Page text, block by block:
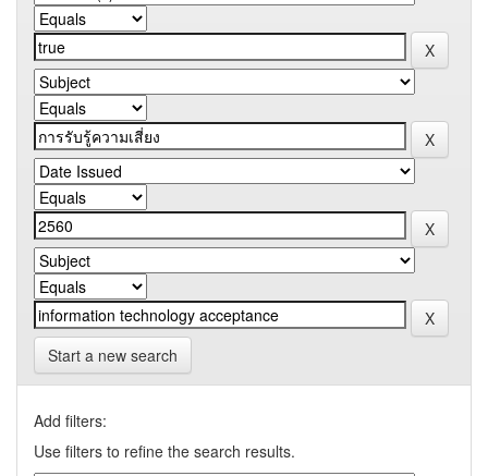
Start a new search
Add filters:
Use filters to refine the search results.